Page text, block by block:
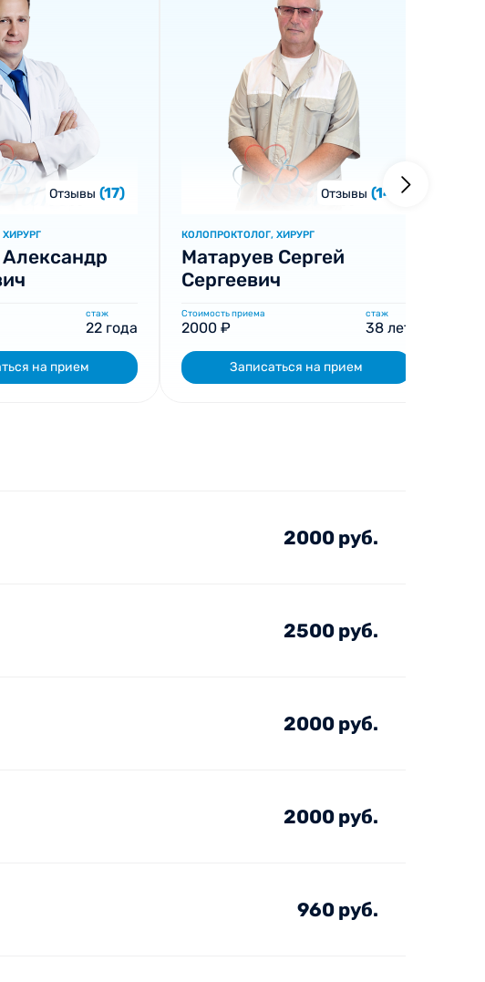
Отзывы (17)
стаж
22 года
на прием
Отзывы (14)
КОЛОПРОКТОЛОГ, ХИРУРГ
Матаруев Сергей
Сергеевич
Стоимость приема
2000 ₽
стаж
38 лет
Записаться на прием
2000 руб.
2500 руб.
2000 руб.
2000 руб.
960 руб.